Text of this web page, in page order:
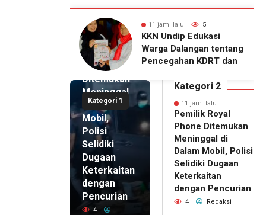
11 jam lalu 4
KKN Undip Bekali
Pengelola BUMDes
Dalangan dengan Pola
Kategori 1
11 jam lalu
Pemilik
Royal
Phone
Ditemukan
Meninggal
di Dalam
Mobil,
Polisi
Selidiki
Dugaan
Keterkaitan
dengan
Pencurian
4
Kategori 2
11 jam lalu
Pemilik Royal
Phone Ditemukan
Meninggal di
Dalam Mobil, Polisi
Selidiki Dugaan
Keterkaitan
dengan Pencurian
4 Redaksi